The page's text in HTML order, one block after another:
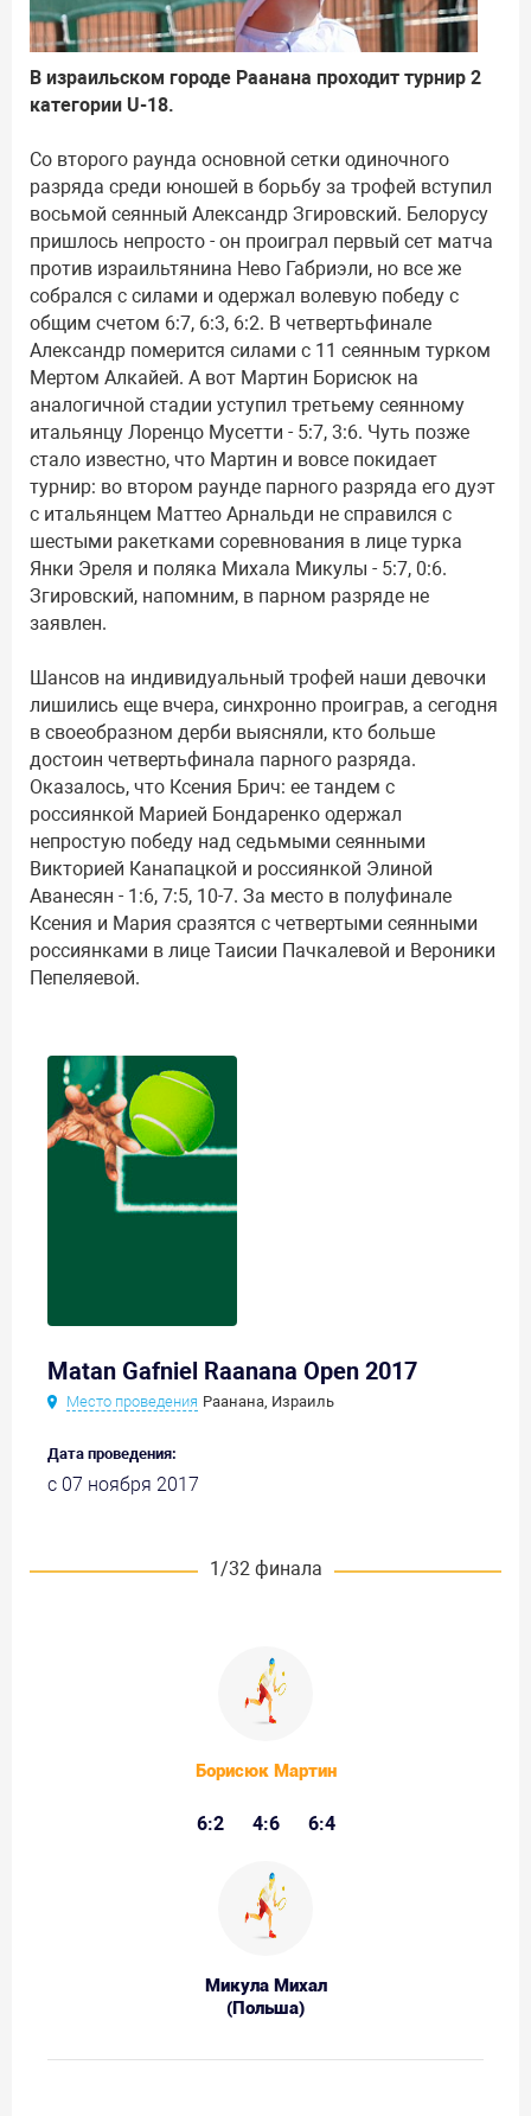
В израильском городе Раанана проходит турнир 2
категории U-18.
Со второго раунда основной сетки одиночного
разряда среди юношей в борьбу за трофей вступил
восьмой сеянный Александр Згировский. Белорусу
пришлось непросто - он проиграл первый сет матча
против израильтянина Нево Габриэли, но все же
собрался с силами и одержал волевую победу с
общим счетом 6:7, 6:3, 6:2. В четвертьфинале
Александр померится силами с 11 сеянным турком
Мертом Алкайей. А вот Мартин Борисюк на
аналогичной стадии уступил третьему сеянному
итальянцу Лоренцо Мусетти - 5:7, 3:6. Чуть позже
стало известно, что Мартин и вовсе покидает
турнир: во втором раунде парного разряда его дуэт
с итальянцем Маттео Арнальди не справился с
шестыми ракетками соревнования в лице турка
Янки Эреля и поляка Михала Микулы - 5:7, 0:6.
Згировский, напомним, в парном разряде не
заявлен.
Шансов на индивидуальный трофей наши девочки
лишились еще вчера, синхронно проиграв, а сегодня
в своеобразном дерби выясняли, кто больше
достоин четвертьфинала парного разряда.
Оказалось, что Ксения Брич: ее тандем с
россиянкой Марией Бондаренко одержал
непростую победу над седьмыми сеянными
Викторией Канапацкой и россиянкой Элиной
Аванесян - 1:6, 7:5, 10-7. За место в полуфинале
Ксения и Мария сразятся с четвертыми сеянными
россиянками в лице Таисии Пачкалевой и Вероники
Пепеляевой.
Matan Gafniel Raanana Open 2017
Место проведения Раанана, Израиль
Дата проведения:
с 07 ноября 2017
1/32 финала
Борисюк Мартин
6:2 4:6 6:4
Микула Михал
(Польша)